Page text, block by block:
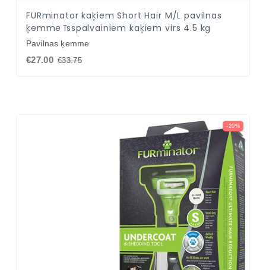
FURminator kaķiem Short Hair M/L pavilnas
ķemme īsspalvainiem kaķiem virs 4.5 kg
Pavilnas ķemme
€27.00 €33.75
-20%